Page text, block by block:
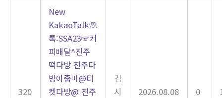
320
New
KakaoTalk☏
톡:SSA23☞커
피배달^진주
떡다방 진주다
방아줌마@티
켓다방@ 진주
김
시
2026.08.08 0